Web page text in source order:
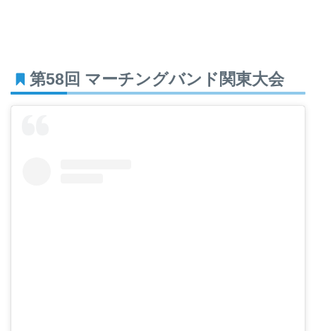
第58回 マーチングバンド関東大会